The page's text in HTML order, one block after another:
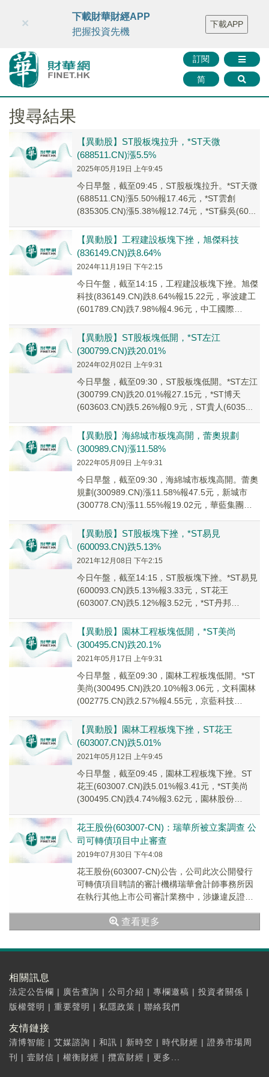
財華智庫網 FINTV FINMETA 財華證券 媒體矩陣
智庫沙龍
聯絡我們
訂閱
简
×
下載財華財經APP
把握投資先機
下載APP
搜尋結果
【異動股】ST股板塊拉升，*ST天微
(688511.CN)漲5.5%
2025年05月19日 上午9:45
今日早盤，截至09:45，ST股板塊拉升。*ST天微
(688511.CN)漲5.50%報17.46元，*ST雲創
(835305.CN)漲5.38%報12.74元，*ST蘇吳(60...
【異動股】工程建設板塊下挫，旭傑科技
(836149.CN)跌8.64%
2024年11月19日 下午2:15
今日午盤，截至14:15，工程建設板塊下挫。旭傑
科技(836149.CN)跌8.64%報15.22元，寧波建工
(601789.CN)跌7.98%報4.96元，中工國際
【異動股】ST股板塊低開，*ST左江
(300799.CN)跌20.01%
2024年02月02日 上午9:31
今日早盤，截至09:30，ST股板塊低開。*ST左江
(300799.CN)跌20.01%報27.15元，*ST博天
(603603.CN)跌5.26%報0.9元，ST貴人(6035...
【異動股】海綿城市板塊高開，蕾奧規劃
(300989.CN)漲11.58%
2022年05月09日 上午9:31
今日早盤，截至09:30，海綿城市板塊高開。蕾奧
規劃(300989.CN)漲11.58%報47.5元，新城市
(300778.CN)漲11.55%報19.02元，華藍集團
【異動股】ST股板塊下挫，*ST易見
(600093.CN)跌5.13%
2021年12月08日 下午2:15
今日午盤，截至14:15，ST股板塊下挫。*ST易見
(600093.CN)跌5.13%報3.33元，ST花王
(603007.CN)跌5.12%報3.52元，*ST丹邦
【異動股】園林工程板塊低開，*ST美尚
(300495.CN)跌20.1%
2021年05月17日 上午9:31
今日早盤，截至09:30，園林工程板塊低開。*ST
美尚(300495.CN)跌20.10%報3.06元，文科園林
(002775.CN)跌2.57%報4.55元，京藍科技
【異動股】園林工程板塊下挫，ST花王
(603007.CN)跌5.01%
2021年05月12日 上午9:45
今日早盤，截至09:45，園林工程板塊下挫。ST
花王(603007.CN)跌5.01%報3.41元，*ST美尚
(300495.CN)跌4.74%報3.62元，園林股份
花王股份(603007-CN)：瑞華所被立案調查 公
司可轉債項目中止審查
2019年07月30日 下午4:08
花王股份(603007-CN)公告，公司此次公開發行
可轉債項目聘請的審計機構瑞華會計師事務所因
在執行其他上市公司審計業務中，涉嫌違反證券
查看更多
相關訊息
法定公告欄 | 廣告查詢 | 公司介紹 | 專欄邀稿 | 投資者關係 |
版權聲明 | 重要聲明 | 私隱政策 | 聯絡我們
友情鏈接
清博智能 | 艾媒諮詢 | 和訊 | 新時空 | 時代財經 | 證券市場周
刊
| 壹財信 | 權衡財經 | 攬富財經 | 更多...